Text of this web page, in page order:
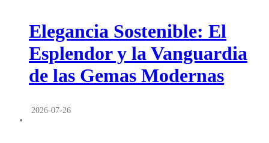
Elegancia Sostenible: El
Esplendor y la Vanguardia
de las Gemas Modernas
2026-07-26